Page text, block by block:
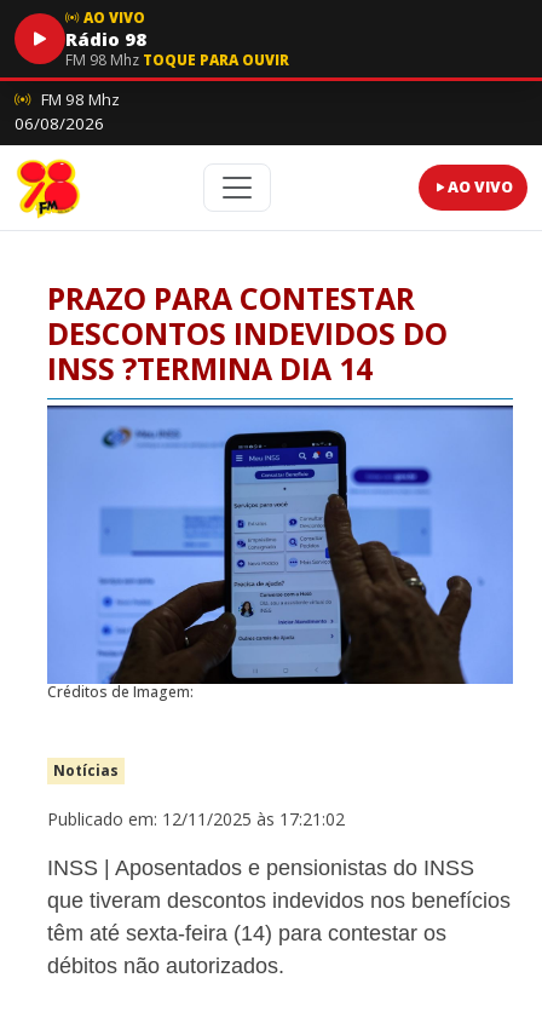
AO VIVO
Rádio 98
FM 98 Mhz TOQUE PARA OUVIR
FM 98 Mhz
06/08/2026
AO VIVO
PRAZO PARA CONTESTAR
DESCONTOS INDEVIDOS DO
INSS ?TERMINA DIA 14
Créditos de Imagem:
Notícias
Publicado em: 12/11/2025 às 17:21:02
INSS | Aposentados e pensionistas do INSS
que tiveram descontos indevidos nos benefícios
têm até sexta-feira (14) para contestar os
débitos não autorizados.